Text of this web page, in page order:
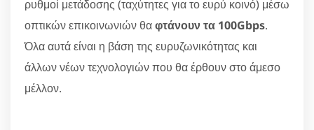
ρυθμοί μετάδοσης (ταχύτητες για το ευρύ κοινό) μέσω
οπτικών επικοινωνιών θαφτάνουν τα 100Gbps.
Όλα αυτά είναι η βάση της ευρυζωνικότητας και
άλλων νέων τεχνολογιών που θα έρθουν στο άμεσο
μέλλον.